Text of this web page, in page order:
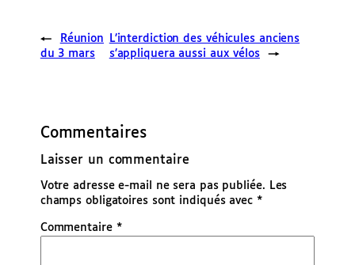
←
Réunion
du 3 mars
L’interdiction des véhicules anciens
s’appliquera aussi aux vélos
→
Commentaires
Laisser un commentaire
Votre adresse e-mail ne sera pas publiée.
Les
champs obligatoires sont indiqués avec *
Commentaire *